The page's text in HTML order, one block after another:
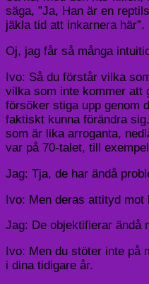
säga, ”Ja, Han är en
jäkla tid att inkarnera här”.
Oj, jag får så många
Ivo: Så du förstår vilka
vilka som inte kommer att
försöker stiga upp genom
faktiskt kunna förändra
som är lika arroganta,
var på 70-talet, till
Jag: Tja, de har ändå
Ivo: Men deras attityd
Jag: De objektifierar ändå
Ivo: Men du stöter inte på
i dina tidigare år.